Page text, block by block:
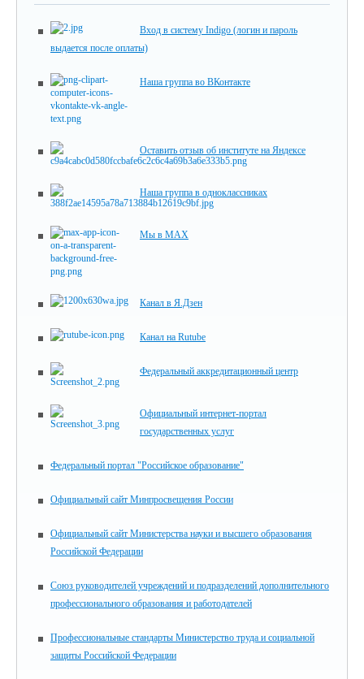
Вход в систему Indigo (логин и пароль
выдается после оплаты)
Наша группа во ВКонтакте
Оставить отзыв об институте на Яндексе
Наша группа в одноклассниках
Мы в MAX
Канал в Я.Дзен
Канал на Rutube
Федеральный аккредитационный центр
Официальный интернет-портал
государственных услуг
Федеральный портал "Российское образование"
Официальный сайт Минпросвещения России
Официальный сайт Министерства науки и высшего образования
Российской Федерации
Союз руководителей учреждений и подразделений дополнительного
профессионального образования и работодателей
Профессиональные стандарты Министерство труда и социальной
защиты Российской Федерации